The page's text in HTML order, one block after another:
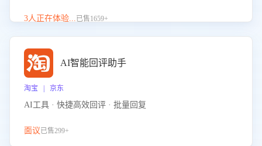
实场景应对技巧！
3人正在体验...已售1659+
AI智能回评助手
淘宝 | 京东
AI工具 · 快捷高效回评 · 批量回复
面议已售299+